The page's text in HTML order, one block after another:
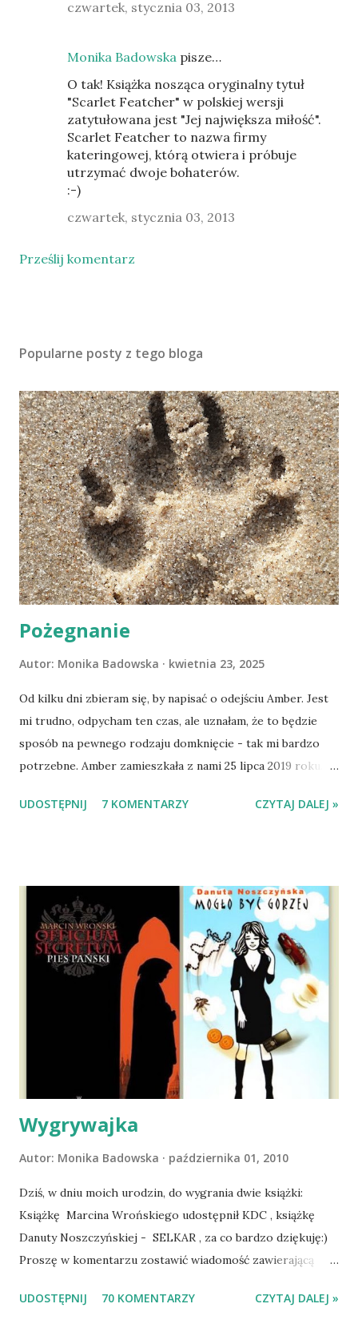
czwartek, stycznia 03, 2013
Monika Badowska pisze…
O tak! Książka nosząca oryginalny tytuł
"Scarlet Featcher" w polskiej wersji
zatytułowana jest "Jej największa miłość".
Scarlet Featcher to nazwa firmy
kateringowej, którą otwiera i próbuje
utrzymać dwoje bohaterów.
:-)
czwartek, stycznia 03, 2013
Prześlij komentarz
Popularne posty z tego bloga
Pożegnanie
Autor: Monika Badowska kwietnia 23, 2025
Od kilku dni zbieram się, by napisać o odejściu Amber. Jest
mi trudno, odpycham ten czas, ale uznałam, że to będzie
sposób na pewnego rodzaju domknięcie - tak mi bardzo
potrzebne. Amber zamieszkała z nami 25 lipca 2019 roku.
Mazowieckim, pojechaliśmy na wizytę zapoznawczą, a kilka
wspólnego życia przeczytacie TUTAJ i TUTAJ . Gdy już
nieco okrzepliśmy w codzienności z psem, a Amber - z
ludźmi i kotami, pojawił się pomysł na wspólny jesienny
wyjazd w Beskid Niski. Zanim to jednak się stało psica miała
atak padaczki, co spowodowało, że wyjazd odwołaliśmy,
wdrożyliśmy leczenie i od nowa zaczęliśmy oswajać z nami i
wspólnym życiem zdezorientowanego chorobą psa. Udało
się ustabilizować zawirowania zdrowotne i wówczas
zaczęliśmy się cieszyć sobą wzajemnie już na 100%.
Dopier...
UDOSTĘPNIJ 7 KOMENTARZY CZYTAJ DALEJ »
Wygrywajka
Autor: Monika Badowska października 01, 2010
Dziś, w dniu moich urodzin, do wygrania dwie książki:
Książkę Marcina Wrońskiego udostępnił KDC , książkę
Danuty Noszczyńskiej - SELKAR , za co bardzo dziękuję:)
Proszę w komentarzu zostawić wiadomość zawierającą
Losowanie odbędzie się w niedzielę o 8:00. Zapraszam
UDOSTĘPNIJ 70 KOMENTARZY CZYTAJ DALEJ »